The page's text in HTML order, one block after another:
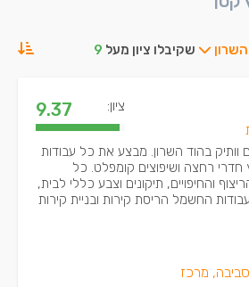
שקיבלו ציון מעל 9
ציון: 9.37
וותיק בהוד השרון. מבצע את כל עבודות
חדרי רחצה ושיפוצים קומפלט. כל
והחיפויים, תיקונים וצבע כללי לבית,
החשמל הריסת קירות ובניית קירות
מרכז